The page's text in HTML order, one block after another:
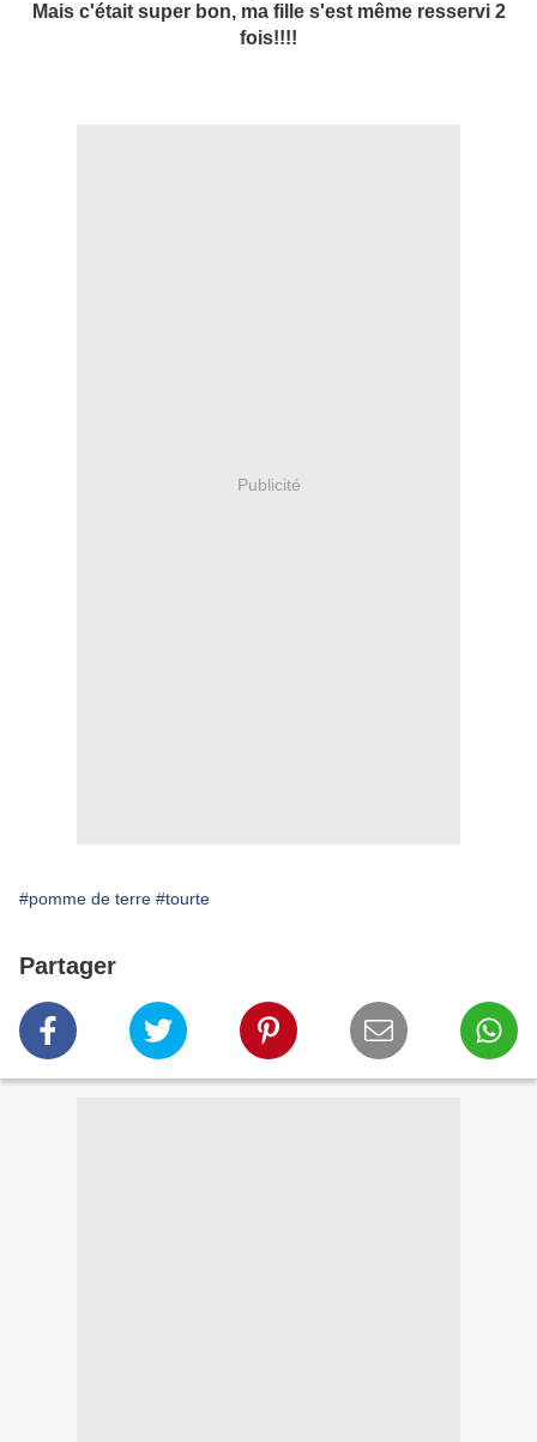
Mais c'était super bon, ma fille s'est même resservi 2
fois!!!!
Publicité
#pomme de terre #tourte
Partager